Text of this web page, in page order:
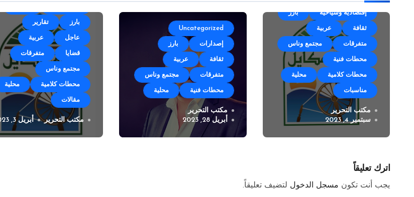
إقتصادية وسياحية بارز
ثقافة عربية
متفرقات مجتمع وناس
محطات فنية
محطات كلامية محلية
مناسبات
مهرجان زوق مكايل “بلدتنا
العيد” في نسخته الرابعة
مكتب التحرير
سبتمبر 4, 2023
Uncategorized
إصدارات بارز
ثقافة عربية
متفرقات مجتمع وناس
محطات فنية محلية
الفنان باسل صقر ينضم
الى شركة مدانات ميديا
برودكشن
مكتب التحرير
أبريل 28, 2023
بارز تقارير
عاجل عربية
قضايا متفرقات
مجتمع وناس
محطات كلامية محلية
مقالات
خطوة فريدة من بلدية
زوق مكايل بوجه
مكتب التحرير أبريل 3, 2023
اترك تعليقاً
يجب أنت تكون مسجل الدخول لتضيف تعليقاً.